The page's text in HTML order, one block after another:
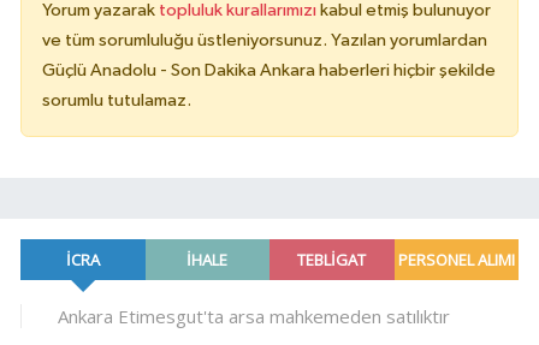
Yorum yazarak topluluk kurallarımızı kabul etmiş bulunuyor
ve tüm sorumluluğu üstleniyorsunuz. Yazılan yorumlardan
Güçlü Anadolu - Son Dakika Ankara haberleri hiçbir şekilde
sorumlu tutulamaz.